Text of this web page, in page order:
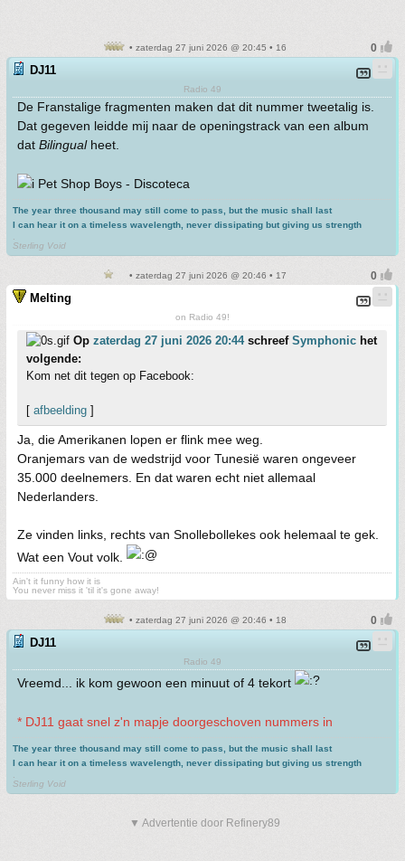
• zaterdag 27 juni 2026 @ 20:45 • 16
DJ11
Radio 49
De Franstalige fragmenten maken dat dit nummer tweetalig is.
Dat gegeven leidde mij naar de openingstrack van een album
dat Bilingualheet.
Pet Shop Boys - Discoteca
The year three thousand may still come to pass, but the music shall last
I can hear it on a timeless wavelength, never dissipating but giving us strength
Sterling Void
• zaterdag 27 juni 2026 @ 20:46 • 17
Melting
on Radio 49!
Op zaterdag 27 juni 2026 20:44schreef Symphonic het
volgende:
Kom net dit tegen op Facebook:
[ afbeelding ]
Ja, die Amerikanen lopen er flink mee weg.
Oranjemars van de wedstrijd voor Tunesië waren ongeveer
35.000 deelnemers. En dat waren echt niet allemaal
Nederlanders.
Ze vinden links, rechts van Snollebollekes ook helemaal te gek.
Wat een Vout volk.
Ain't it funny how it is
You never miss it 'til it's gone away!
• zaterdag 27 juni 2026 @ 20:46 • 18
DJ11
Radio 49
Vreemd... ik kom gewoon een minuut of 4 tekort
* DJ11 gaat snel z'n mapje doorgeschoven nummers in
The year three thousand may still come to pass, but the music shall last
I can hear it on a timeless wavelength, never dissipating but giving us strength
Sterling Void
▼ Advertentie door Refinery89